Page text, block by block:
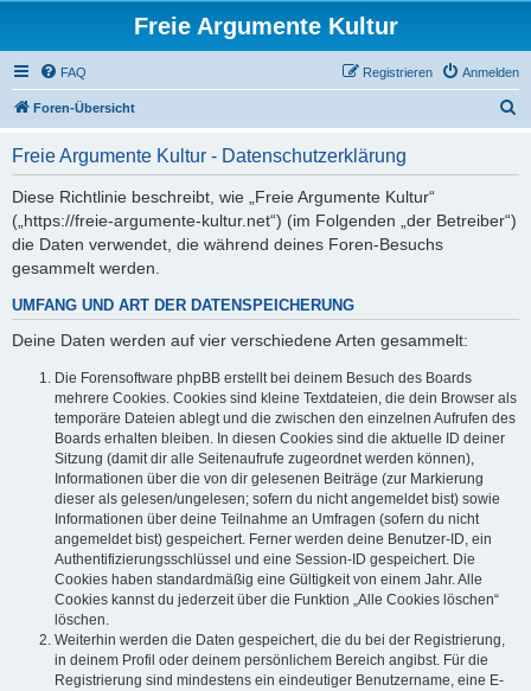
Freie Argumente Kultur
FAQ Anmelden
Registrieren
Foren-Übersicht
Freie Argumente Kultur - Datenschutzerklärung
Diese Richtlinie beschreibt, wie „Freie Argumente Kultur“
(„https://freie-argumente-kultur.net“) (im Folgenden „der Betreiber“)
die Daten verwendet, die während deines Foren-Besuchs
gesammelt werden.
UMFANG UND ART DER DATENSPEICHERUNG
Deine Daten werden auf vier verschiedene Arten gesammelt:
Die Forensoftware phpBB erstellt bei deinem Besuch des Boards
mehrere Cookies. Cookies sind kleine Textdateien, die dein Browser als
temporäre Dateien ablegt und die zwischen den einzelnen Aufrufen des
Boards erhalten bleiben. In diesen Cookies sind die aktuelle ID deiner
Sitzung (damit dir alle Seitenaufrufe zugeordnet werden können),
Informationen über die von dir gelesenen Beiträge (zur Markierung
dieser als gelesen/ungelesen; sofern du nicht angemeldet bist) sowie
Informationen über deine Teilnahme an Umfragen (sofern du nicht
angemeldet bist) gespeichert. Ferner werden deine Benutzer-ID, ein
Authentifizierungsschlüssel und eine Session-ID gespeichert. Die
Cookies haben standardmäßig eine Gültigkeit von einem Jahr. Alle
Cookies kannst du jederzeit über die Funktion „Alle Cookies löschen“
löschen.
Weiterhin werden die Daten gespeichert, die du bei der Registrierung,
in deinem Profil oder deinem persönlichem Bereich angibst. Für die
Registrierung sind mindestens ein eindeutiger Benutzername, eine E-